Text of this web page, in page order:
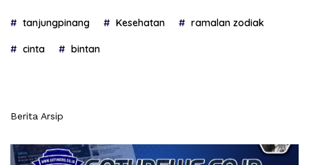
tanjungpinang Kesehatan ramalan zodiak
cinta bintan
Berita Arsip